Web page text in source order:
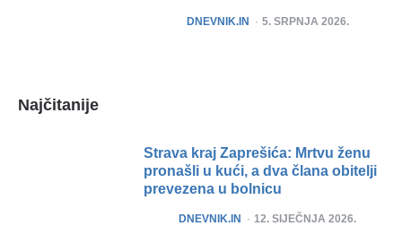
POSTED
DNEVNIK.IN 5. SRPNJA 2026.
Najčitanije
Strava kraj Zaprešića: Mrtvu ženu
pronašli u kući, a dva člana obitelji
prevezena u bolnicu
POSTED
DNEVNIK.IN 12. SIJEČNJA 2026.